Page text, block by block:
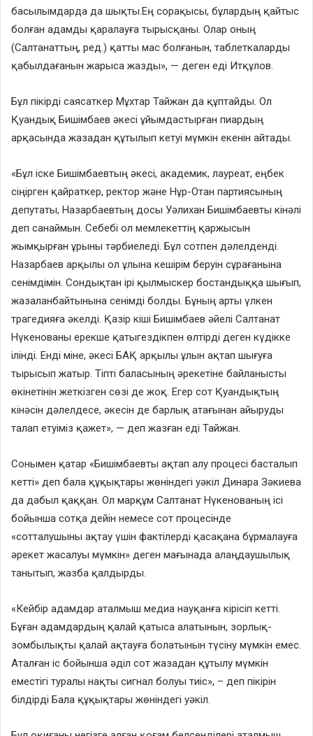
басылымдарда да шықты.Ең сорақысы, бұлардың қайтыс
болған адамды қаралауға тырысқаны. Олар оның
(Салтанаттың, ред.) қатты мас болғанын, таблеткаларды
қабылдағанын жарыса жазды», — деген еді Итқұлов.
Бұл пікірді саясаткер Мұхтар Тайжан да құптайды. Ол
Қуандық Бишімбаев әкесі ұйымдастырған пиардың
арқасында жазадан құтылып кетуі мүмкін екенін айтады.
«Бұл іске Бишімбаевтың әкесі, академик, лауреат, еңбек
сіңірген қайраткер, ректор және Нұр-Отан партиясының
депутаты, Назарбаевтың досы Уәлихан Бишімбаевты кінәлі
деп санаймын. Себебі ол мемлекеттің қаржысын
жымқырған ұрыны тәрбиеледі. Бұл сотпен дәлелденді.
Назарбаев арқылы ол ұлына кешірім беруін сұрағанына
сенімдімін. Сондықтан ірі қылмыскер бостандыққа шығып,
жазаланбайтынына сенімді болды. Бұның арты үлкен
трагедияға әкелді. Қазір кіші Бишімбаев әйелі Салтанат
Нүкенованы ерекше қатыгездікпен өлтірді деген күдікке
ілінді. Енді міне, әкесі БАҚ арқылы ұлын ақтап шығуға
тырысып жатыр. Тіпті баласының әрекетіне байланысты
өкінетінін жеткізген сөзі де жоқ. Егер сот Қуандықтың
кінәсін дәлелдесе, әкесін де барлық атағынан айыруды
талап етуіміз қажет», — деп жазған еді Тайжан.
Сонымен қатар «Бишімбаевты ақтап алу процесі басталып
кетті» деп бала құқықтары жөніндегі уәкіл Динара Зәкиева
да дабыл қаққан. Ол марқұм Салтанат Нүкенованың ісі
бойынша сотқа дейін немесе сот процесінде
«сотталушыны ақтау үшін фактілерді қасақана бұрмалауға
әрекет жасалуы мүмкін» деген мағынада алаңдаушылық
танытып, жазба қалдырды.
«Кейбір адамдар аталмыш медиа науқанға кірісіп кетті.
Бұған адамдардың қалай қатыса алатынын, зорлық-
зомбылықты қалай ақтауға болатынын түсіну мүмкін емес.
Аталған іс бойынша әділ сот жазадан құтылу мүмкін
еместігі туралы нақты сигнал болуы тиіс», – деп пікірін
білдірді Бала құқықтары жөніндегі уәкіл.